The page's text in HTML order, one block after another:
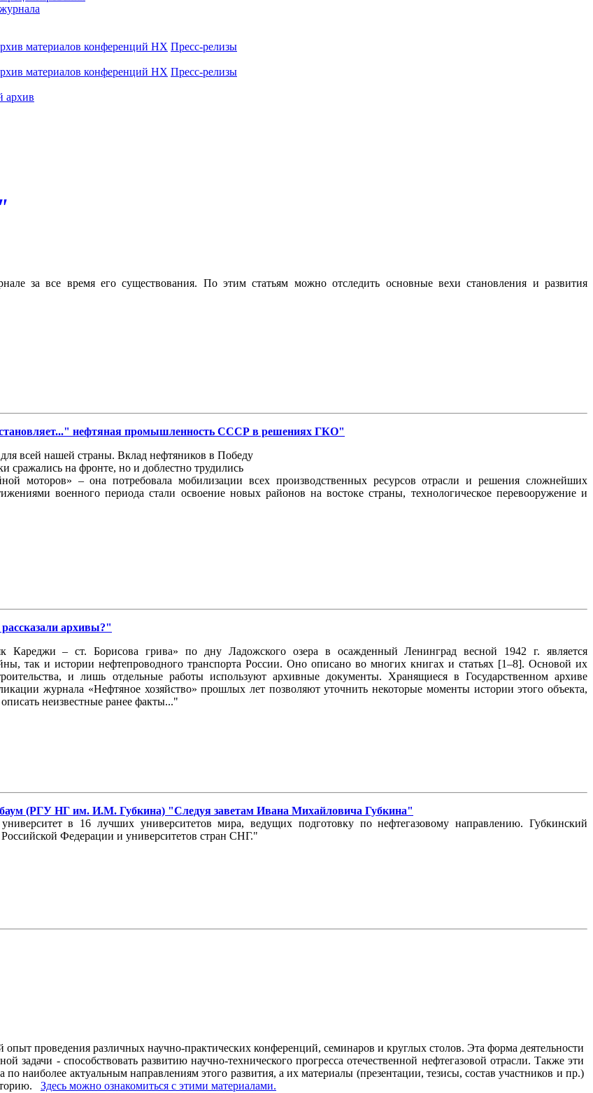
материалов конференций НХ Пресс-релизы
материалов конференций НХ Пресс-релизы
архив
за все время его существования. По этим статьям можно отследить основные вехи становления и развития
нефтяная промышленность СССР в решениях ГКО"
всей нашей страны. Вклад нефтяников в Победу
сражались на фронте, но и доблестно трудились
моторов» – она потребовала мобилизации всех производственных ресурсов отрасли и решения сложнейших
военного периода стали освоение новых районов на востоке страны, технологическое перевооружение и
архивы?"
Кареджи – ст. Борисова грива» по дну Ладожского озера в осажденный Ленинград весной 1942 г. является
так и истории нефтепроводного транспорта России. Оно описано во многих книгах и статьях [1–8]. Основой их
и лишь отдельные работы используют архивные документы. Хранящиеся в Государственном архиве
журнала «Нефтяное хозяйство» прошлых лет позволяют уточнить некоторые моменты истории этого объекта,
неизвестные ранее факты..."
(РГУ НГ им. И.М. Губкина) "Следуя заветам Ивана Михайловича Губкина"
в 16 лучших университетов мира, ведущих подготовку по нефтегазовому направлению. Губкинский
Федерации и университетов стран СНГ."
проведения различных научно-практических конференций, семинаров и круглых столов. Эта форма деятельности
- способствовать развитию научно-технического прогресса отечественной нефтегазовой отрасли. Также эти
наиболее актуальным направлениям этого развития, а их материалы (презентации, тезисы, состав участников и пр.)
Здесь можно ознакомиться с этими материалами.